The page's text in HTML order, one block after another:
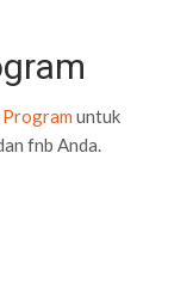
untuk
fnb Anda.